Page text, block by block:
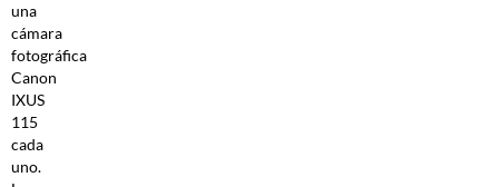
una
cámara
fotográfica
Canon
IXUS
115
cada
uno.